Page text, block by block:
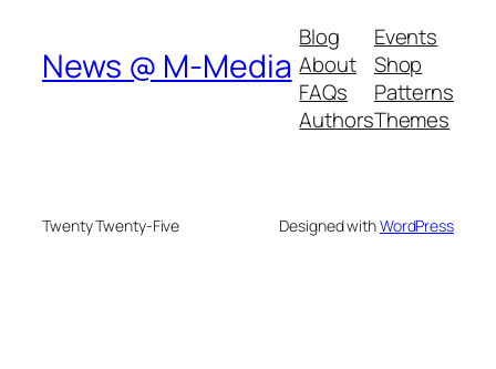
News @ M-Media
Blog
About
FAQs
Authors
Events
Shop
Patterns
Themes
Twenty Twenty-Five Designed withWordPress